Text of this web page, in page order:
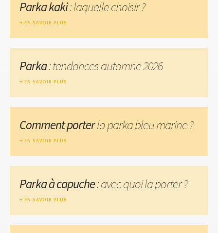
Parka kaki: laquelle choisir ?
EN SAVOIR PLUS
Parka: tendances automne 2026
EN SAVOIR PLUS
Comment porterla parka bleu marine ?
EN SAVOIR PLUS
Parka à capuche: avec quoi la porter ?
EN SAVOIR PLUS